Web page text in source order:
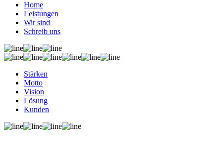
Home
Leistungen
Wir sind
Schreib uns
Stärken
Motto
Vision
Lösung
Kunden